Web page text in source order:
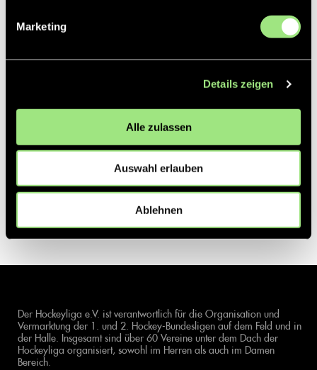
Marketing
Details zeigen
Alle zulassen
Auswahl erlauben
Ablehnen
Der Hockeyliga e.V. ist verantwortlich für die Organisation und
Vermarktung der 1. und 2. Hockey-Bundesligen auf dem Feld und in
der Halle. Insgesamt sind über 60 Vereine unter dem Dach der
Hockeyliga organisiert, sowohl im Herren als auch im Damen
Bereich.